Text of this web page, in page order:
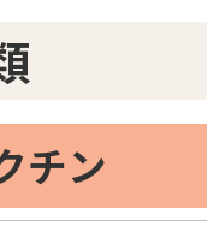
チン